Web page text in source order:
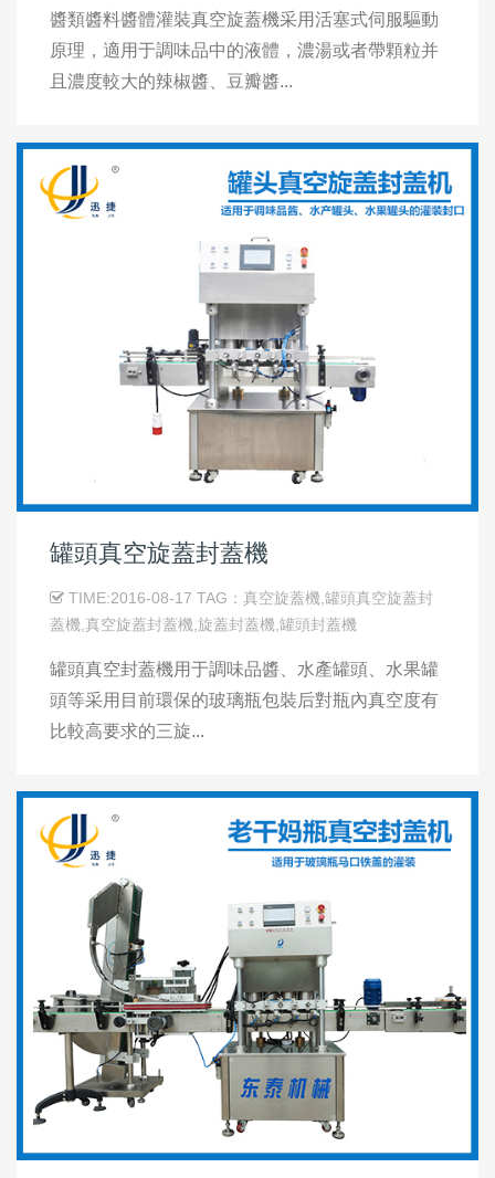
醬類醬料醬體灌裝真空旋蓋機采用活塞式伺服驅動
原理，適用于調味品中的液體，濃湯或者帶顆粒并
且濃度較大的辣椒醬、豆瓣醬...
罐頭真空旋蓋封蓋機
TIME:2016-08-17 TAG：真空旋蓋機,罐頭真空旋蓋封
蓋機,真空旋蓋封蓋機,旋蓋封蓋機,罐頭封蓋機
罐頭真空封蓋機用于調味品醬、水產罐頭、水果罐
頭等采用目前環保的玻璃瓶包裝后對瓶內真空度有
比較高要求的三旋...